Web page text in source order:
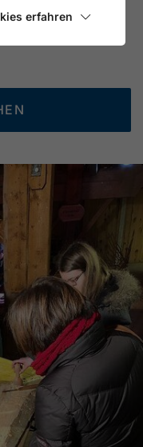
erfahren